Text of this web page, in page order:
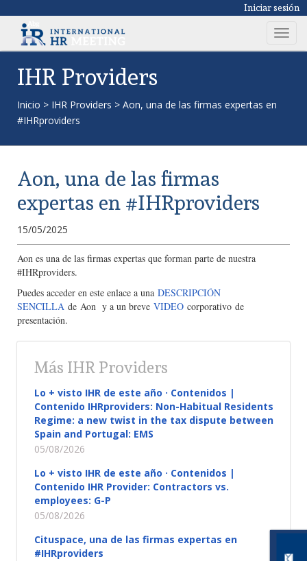
Iniciar sesión
T
o
a
IHR Providers
Inicio > IHR Providers > Aon, una de las firmas expertas en
#IHRproviders
Aon, una de las firmas
expertas en #IHRproviders
15/05/2025
Aon es una de las firmas expertas que forman parte de nuestra
#IHRproviders.
Puedes acceder en este enlace a una DESCRIPCIÓN
SENCILLA de Aon y a un breve VIDEO corporativo de
presentación.
Más IHR Providers
Lo + visto IHR de este año · Contenidos |
Contenido IHRproviders: Non-Habitual Residents
Regime: a new twist in the tax dispute between
Spain and Portugal: EMS
05/08/2026
Lo + visto IHR de este año · Contenidos |
Contenido IHR Provider: Contractors vs.
employees: G-P
05/08/2026
Cituspace, una de las firmas expertas en
#IHRproviders